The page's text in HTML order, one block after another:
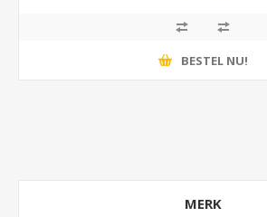
BESTEL NU!
MERK